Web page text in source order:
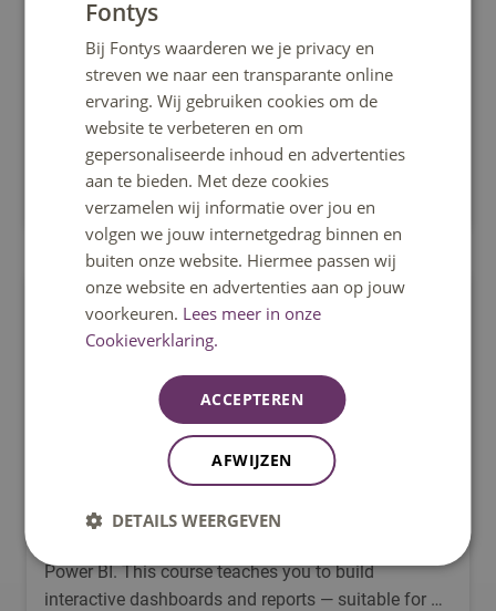
Management Dashboards in Power BI
Deze module behandelt aspecten zoals het inladen
van de juiste data met behulp van query’s, het
leggen van relaties tussen deze data, het op een
doelmatige manier visualiseren van data en het
maken van zowel eenvoudige als complexe DAX-
calculaties in Power BI.
Venlo
Management Dashboards with Power BI
Power BI. This course teaches you to build
interactive dashboards and reports — suitable for all
Fontys
Bij Fontys waarderen we je privacy en
streven we naar een transparante online
ervaring. Wij gebruiken cookies om de
website te verbeteren en om
gepersonaliseerde inhoud en advertenties
aan te bieden. Met deze cookies
verzamelen wij informatie over jou en
volgen we jouw internetgedrag binnen en
buiten onze website. Hiermee passen wij
onze website en advertenties aan op jouw
voorkeuren. Lees meer in onze
Cookieverklaring.
ACCEPTEREN
AFWIJZEN
DETAILS WEERGEVEN